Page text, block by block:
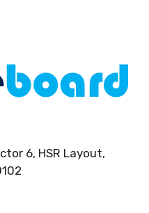
6, HSR Layout,